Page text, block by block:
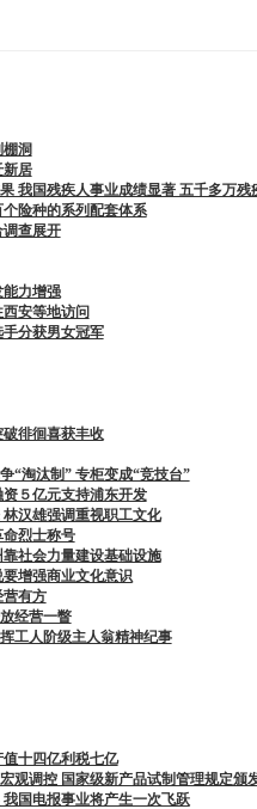
洞
新居
我国残疾人事业成绩显著 五千多万残
险种的系列配套体系
查展开
力增强
安等地访问
分获男女冠军
徘徊喜获丰收
“淘汰制” 专柜变成“竞技台”
５亿元支持浦东开发
汉雄强调重视职工文化
烈士称号
社会力量建设基础设施
增强商业文化意识
营有方
经营一瞥
工人阶级主人翁精神纪事
十四亿利税七亿
观调控 国家级新产品试制管理规定颁
国电报事业将产生一次飞跃